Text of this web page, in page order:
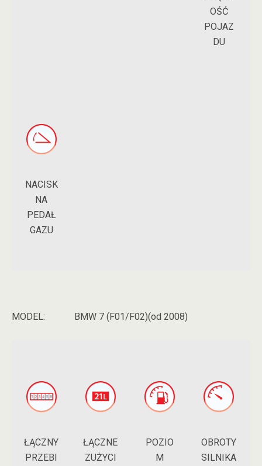
OŚĆ
POJAZ
DU
NACISK
NA
PEDAŁ
GAZU
MODEL: BMW 7 (F01/F02)(od 2008)
ŁĄCZNY
PRZEBI
ŁĄCZNE
ZUŻYCI
POZIO
M
OBROTY
SILNIKA